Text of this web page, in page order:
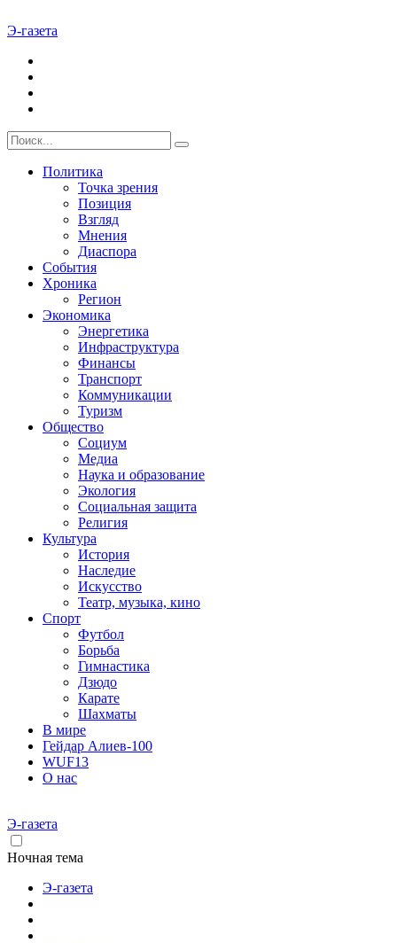
Э-газета
Политика
Точка зрения
Позиция
Взгляд
Мнения
Диаспора
События
Хроника
Регион
Экономика
Энергетика
Инфраструктура
Финансы
Транспорт
Коммуникации
Туризм
Общество
Социум
Медиа
Наука и образование
Экология
Социальная защита
Религия
Культура
История
Наследие
Искусство
Театр, музыка, кино
Спорт
Футбол
Борьба
Гимнастика
Дзюдо
Карате
Шахматы
В мире
Гейдар Алиев-100
WUF13
О нас
Э-газета
Ночная тема
Э-газета